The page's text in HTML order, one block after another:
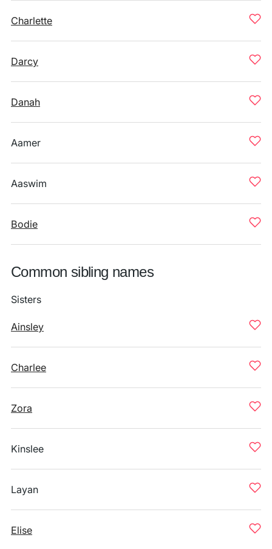
Charlette
Darcy
Danah
Aamer
Aaswim
Bodie
Common sibling names
Sisters
Ainsley
Charlee
Zora
Kinslee
Layan
Elise